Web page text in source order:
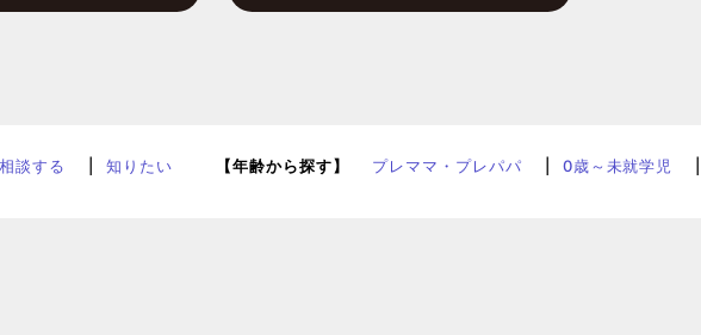
相談する 知りたい 【年齢から探す】 プレママ・プレパパ 0歳～未就学児